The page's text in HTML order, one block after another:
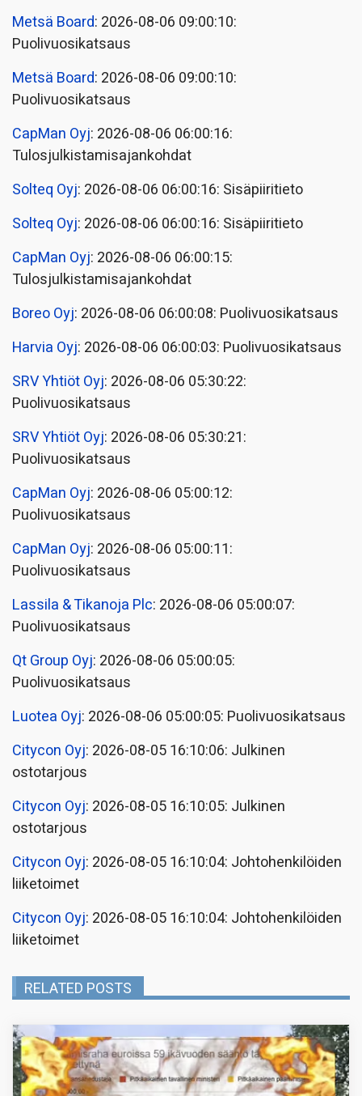
Metsä Board: 2026-08-06 09:00:10:
Puolivuosikatsaus
Metsä Board: 2026-08-06 09:00:10:
Puolivuosikatsaus
CapMan Oyj: 2026-08-06 06:00:16:
Tulosjulkistamisajankohdat
Solteq Oyj: 2026-08-06 06:00:16: Sisäpiiritieto
Solteq Oyj: 2026-08-06 06:00:16: Sisäpiiritieto
CapMan Oyj: 2026-08-06 06:00:15:
Tulosjulkistamisajankohdat
Boreo Oyj: 2026-08-06 06:00:08: Puolivuosikatsaus
Harvia Oyj: 2026-08-06 06:00:03: Puolivuosikatsaus
SRV Yhtiöt Oyj: 2026-08-06 05:30:22:
Puolivuosikatsaus
SRV Yhtiöt Oyj: 2026-08-06 05:30:21:
Puolivuosikatsaus
CapMan Oyj: 2026-08-06 05:00:12:
Puolivuosikatsaus
CapMan Oyj: 2026-08-06 05:00:11:
Puolivuosikatsaus
Lassila & Tikanoja Plc: 2026-08-06 05:00:07:
Puolivuosikatsaus
Qt Group Oyj: 2026-08-06 05:00:05:
Puolivuosikatsaus
Luotea Oyj: 2026-08-06 05:00:05: Puolivuosikatsaus
Citycon Oyj: 2026-08-05 16:10:06: Julkinen
ostotarjous
Citycon Oyj: 2026-08-05 16:10:05: Julkinen
ostotarjous
Citycon Oyj: 2026-08-05 16:10:04: Johtohenkilöiden
liiketoimet
Citycon Oyj: 2026-08-05 16:10:04: Johtohenkilöiden
liiketoimet
RELATED POSTS